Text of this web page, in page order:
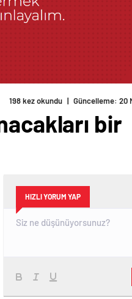
bir
HIZLI YORUM YAP